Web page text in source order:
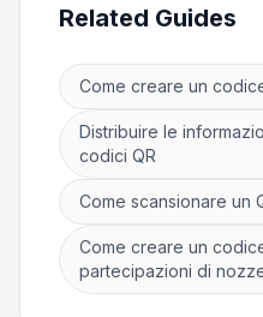
Related Guides
Come creare un
Distribuire le
codici QR
Come scansionare un
Come creare un
partecipazioni di